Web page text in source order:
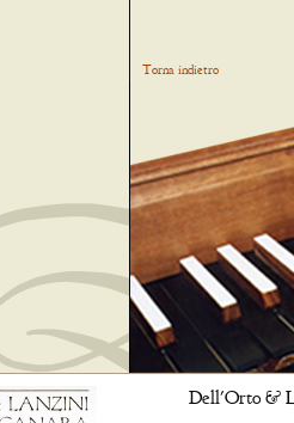
Torna indietro
Dell'Orto &